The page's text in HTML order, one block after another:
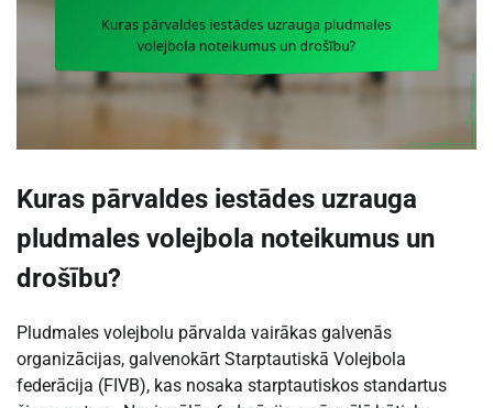
Kuras pārvaldes iestādes uzrauga
pludmales volejbola noteikumus un
drošību?
Pludmales volejbolu pārvalda vairākas galvenās
organizācijas, galvenokārt Starptautiskā Volejbola
federācija (FIVB), kas nosaka starptautiskos standartus